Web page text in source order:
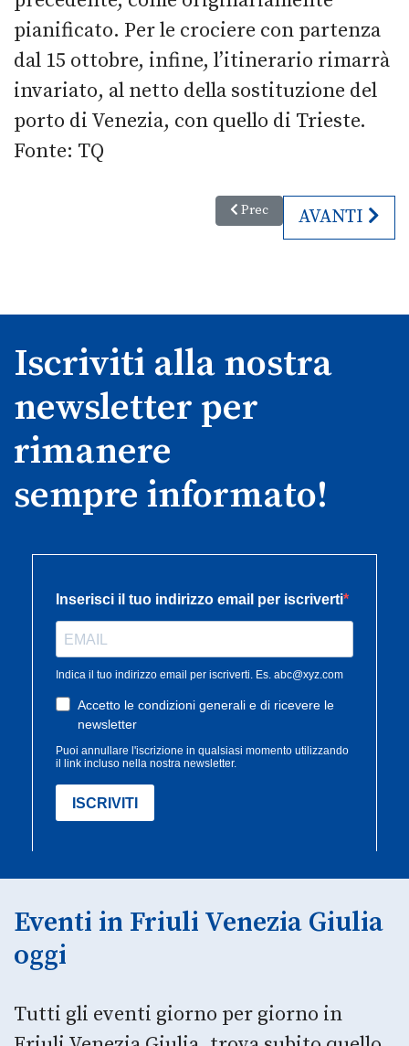
pianificato. Per le crociere con partenza
dal 15 ottobre, infine, l’itinerario rimarrà
invariato, al netto della sostituzione del
porto di Venezia, con quello di Trieste.
Fonte: TQ
Articolo precedente: Mare
Prec ARTICOLO
AVANTI
Iscriviti alla nostra
newsletter per
rimanere
sempre informato!
Eventi in Friuli Venezia Giulia
oggi
Tutti gli eventi giorno per giorno in